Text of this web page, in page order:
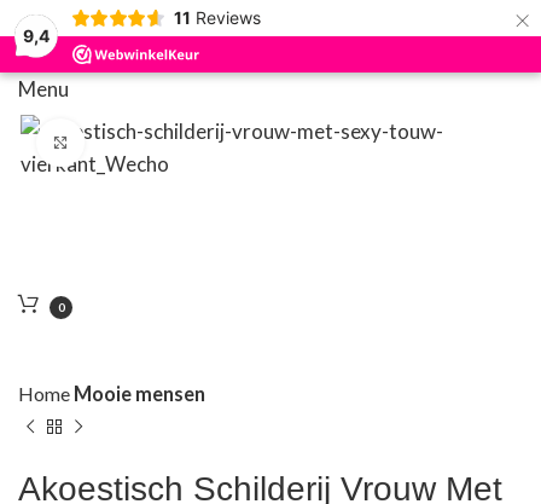
9,4
11 Reviews ×
Menu
0
Klik om te vergroten
Home Mooie mensen
Akoestisch Schilderij Vrouw Met